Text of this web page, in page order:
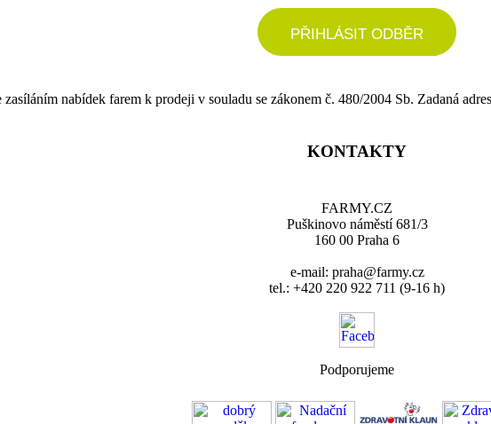
PŘIHLÁSIT ODBĚR
nabídek farem k prodeji v souladu se zákonem č. 480/2004 Sb. Zadaná
KONTAKTY
FARMY.CZ
Puškinovo náměstí 681/3
160 00 Praha 6
e-mail: praha@farmy.cz
tel.: +420 220 922 711 (9-16 h)
Podporujeme